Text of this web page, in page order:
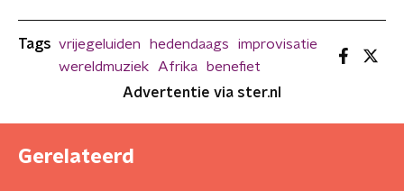
Tags vrijegeluiden hedendaags
improvisatie
wereldmuziek
Afrika
benefiet
Advertentie via ster.nl
Gerelateerd